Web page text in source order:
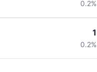
0.2%
1
0.2%